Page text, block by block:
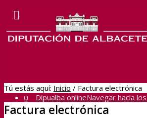
Dipualba onlineNavegar hacia
Tú estás aquí: Inicio / Factura electrónica
Factura electrónica